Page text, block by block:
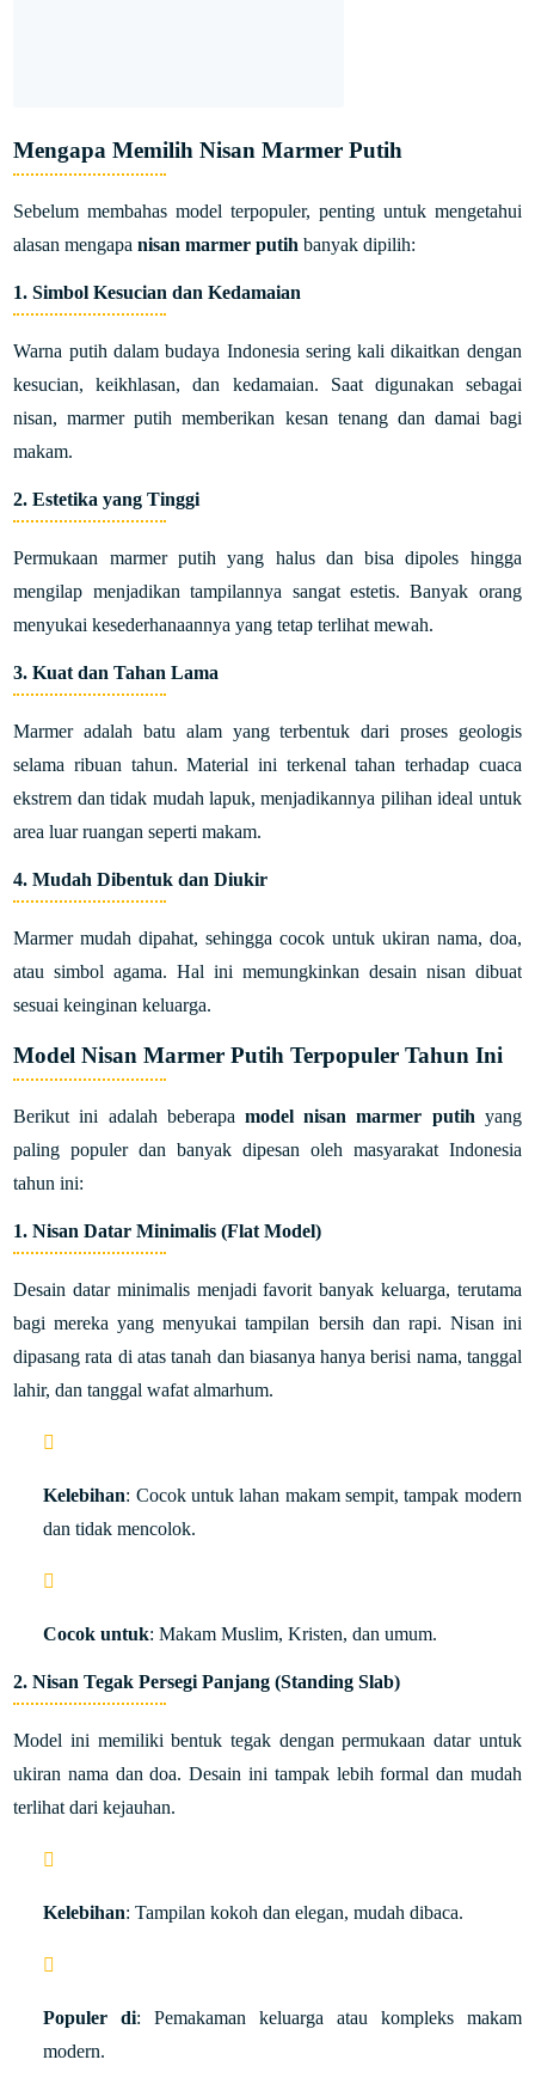
Mengapa Memilih Nisan Marmer Putih
Sebelum membahas model terpopuler, penting untuk mengetahui
alasan mengapanisan marmer putih banyak dipilih:
1.Simbol Kesucian dan Kedamaian
Warna putih dalam budaya Indonesia sering kali dikaitkan dengan
kesucian, keikhlasan, dan kedamaian. Saat digunakan sebagai
nisan, marmer putih memberikan kesan tenang dan damai bagi
makam.
2.Estetika yang Tinggi
Permukaan marmer putih yang halus dan bisa dipoles hingga
mengilap menjadikan tampilannya sangat estetis. Banyak orang
menyukai kesederhanaannya yang tetap terlihat mewah.
3.Kuat dan Tahan Lama
Marmer adalah batu alam yang terbentuk dari proses geologis
selama ribuan tahun. Material ini terkenal tahan terhadap cuaca
ekstrem dan tidak mudah lapuk, menjadikannya pilihan ideal untuk
area luar ruangan seperti makam.
4.Mudah Dibentuk dan Diukir
Marmer mudah dipahat, sehingga cocok untuk ukiran nama, doa,
atau simbol agama. Hal ini memungkinkan desain nisan dibuat
sesuai keinginan keluarga.
Model Nisan Marmer Putih Terpopuler Tahun Ini
Berikut ini adalah beberapa model nisan marmer putih yang
paling populer dan banyak dipesan oleh masyarakat Indonesia
tahun ini:
1.Nisan Datar Minimalis (Flat Model)
Desain datar minimalis menjadi favorit banyak keluarga, terutama
bagi mereka yang menyukai tampilan bersih dan rapi. Nisan ini
dipasang rata di atas tanah dan biasanya hanya berisi nama, tanggal
lahir, dan tanggal wafat almarhum.
Kelebihan: Cocok untuk lahan makam sempit, tampak modern
dan tidak mencolok.
Cocok untuk: Makam Muslim, Kristen, dan umum.
2.Nisan Tegak Persegi Panjang (Standing Slab)
Model ini memiliki bentuk tegak dengan permukaan datar untuk
ukiran nama dan doa. Desain ini tampak lebih formal dan mudah
terlihat dari kejauhan.
Kelebihan: Tampilan kokoh dan elegan, mudah dibaca.
Populer di: Pemakaman keluarga atau kompleks makam
modern.